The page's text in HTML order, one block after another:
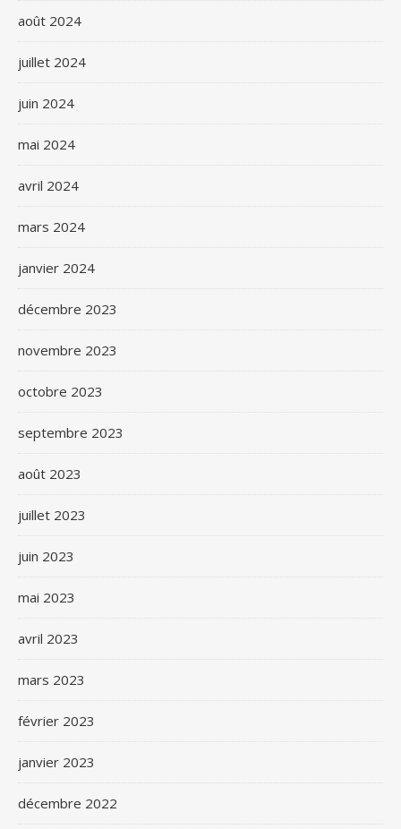
août 2024
juillet 2024
juin 2024
mai 2024
avril 2024
mars 2024
janvier 2024
décembre 2023
novembre 2023
octobre 2023
septembre 2023
août 2023
juillet 2023
juin 2023
mai 2023
avril 2023
mars 2023
février 2023
janvier 2023
décembre 2022